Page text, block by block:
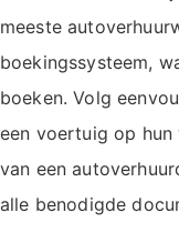
meeste
boekingssysteem,
boeken. Volg
een voertuig op
van een
alle benodigde